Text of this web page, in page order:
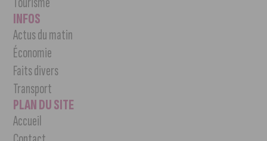
INFOS
Actus du matin
Économie
Faits divers
Transport
PLAN DU SITE
Accueil